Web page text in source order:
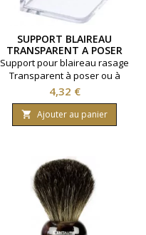
SUPPORT BLAIREAU
TRANSPARENT A POSER
OU A FIXER AU MUR.
Support pour blaireau rasage
Transparent à poser ou à
fixer au mur
Prix
4,32 €
 Ajouter au panier